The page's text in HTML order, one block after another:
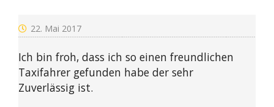
22. Mai 2017
Ich bin froh, dass ich so einen freundlichen
Taxifahrer gefunden habe der sehr
Zuverlässig ist.